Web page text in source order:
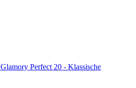
Glamory Perfect 20 - Klassische